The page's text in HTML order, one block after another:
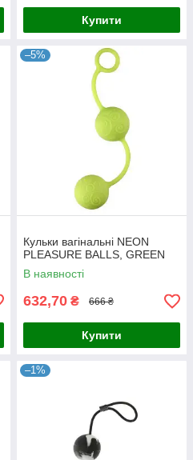
Купити
–5%
Кульки вагінальні NEON
PLEASURE BALLS, GREEN
В наявності
632,70 ₴ 666 ₴
Купити
–1%